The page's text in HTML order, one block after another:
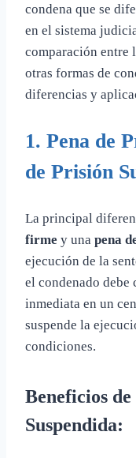
condena que se
en el sistema
comparación entre
otras formas de
diferencias y
1. Pena de
de Prisión
La principal
firme y una pena
ejecución de la
el condenado
inmediata en un
suspende la
condiciones.
Beneficios
Suspendida: